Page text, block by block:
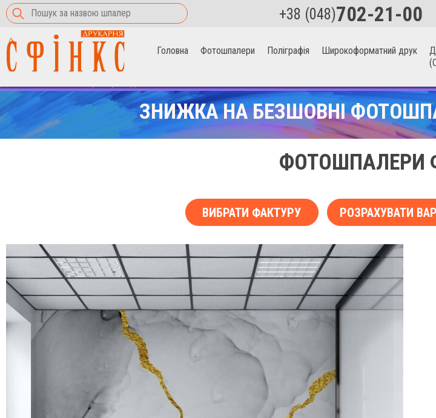
+38 (048)702-21-00
Головна Фотошпалери Поліграфія Широкоформатний друк
ЗНИЖКА НА БЕЗШОВНІ
ФОТОШПАЛЕРИ
ВИБРАТИ ФАКТУРУ РОЗРАХУВАТИ